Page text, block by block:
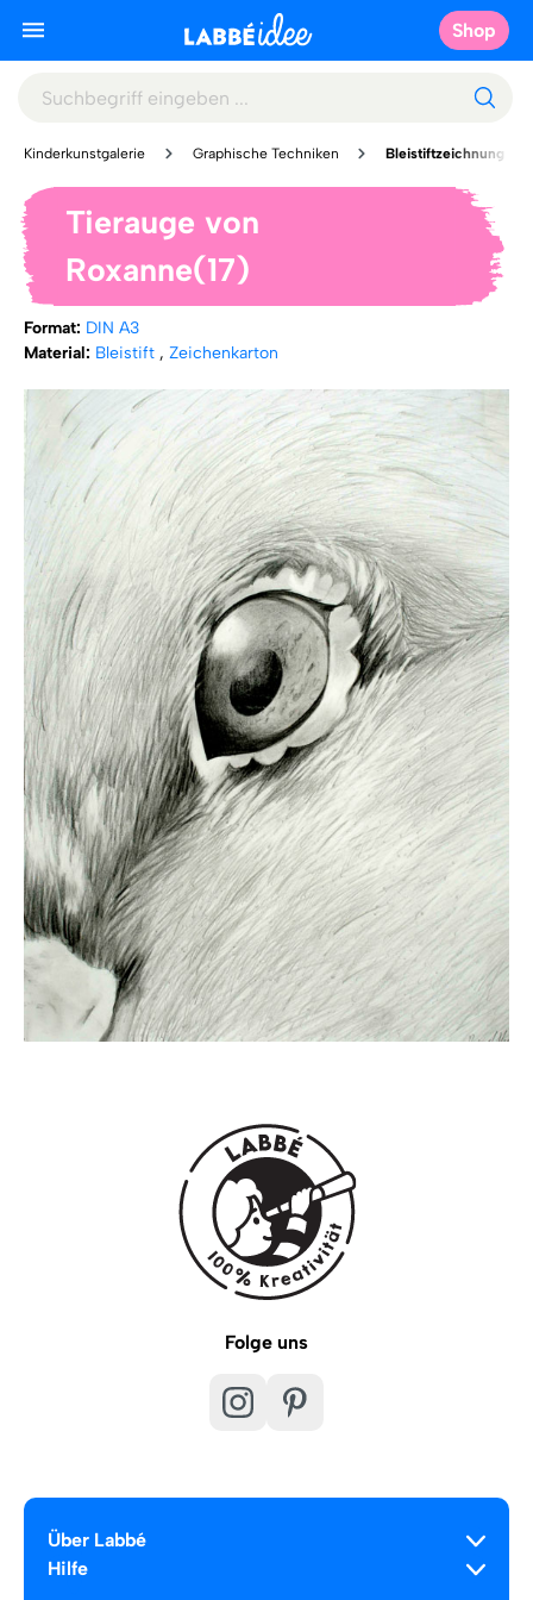
Shop
Kinderkunstgalerie Graphische Techniken Bleistiftzeichnung
Tierauge von
Roxanne(17)
Format: DIN A3
Material: Bleistift , Zeichenkarton
Folge uns
Über Labbé
Hilfe